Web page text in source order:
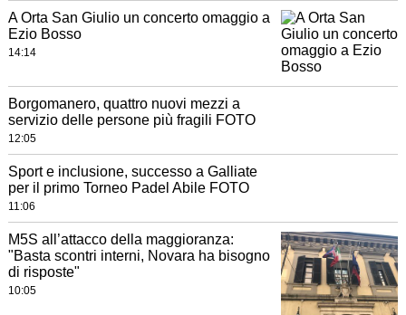
A Orta San Giulio un concerto omaggio a
Ezio Bosso
14:14
Borgomanero, quattro nuovi mezzi a
servizio delle persone più fragili FOTO
12:05
Sport e inclusione, successo a Galliate
per il primo Torneo Padel Abile FOTO
11:06
M5S all’attacco della maggioranza:
"Basta scontri interni, Novara ha bisogno
di risposte"
10:05